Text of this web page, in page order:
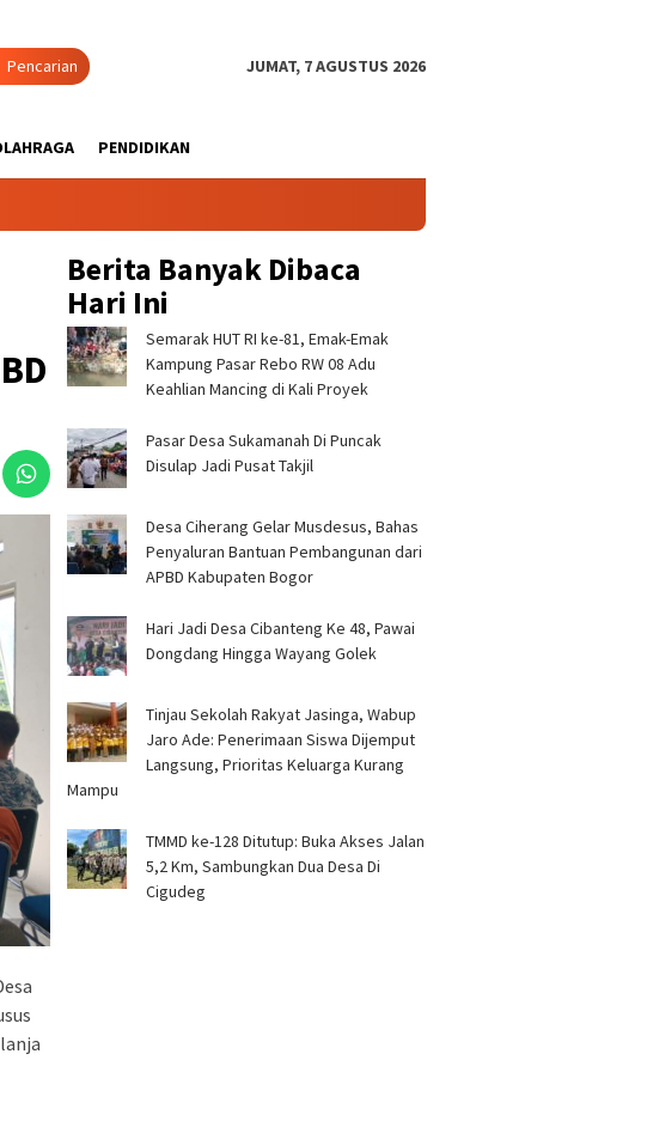
Pencarian JUMAT, 7 AGUSTUS 2026
PENDIDIKAN
Berita Banyak Dibaca
Hari Ini
Semarak HUT RI ke-81, Emak-Emak
Kampung Pasar Rebo RW 08 Adu
Keahlian Mancing di Kali Proyek ‎
Pasar Desa Sukamanah Di Puncak
Disulap Jadi Pusat Takjil
Desa Ciherang Gelar Musdesus, Bahas
Penyaluran Bantuan Pembangunan dari
APBD Kabupaten Bogor ‎
Hari Jadi Desa Cibanteng Ke 48, Pawai
Dongdang Hingga Wayang Golek ‎
Tinjau Sekolah Rakyat Jasinga, Wabup
Jaro Ade: Penerimaan Siswa Dijemput
Langsung, Prioritas Keluarga Kurang
Mampu
TMMD ke-128 Ditutup: Buka Akses Jalan
5,2 Km, Sambungkan Dua Desa Di
Cigudeg ‎